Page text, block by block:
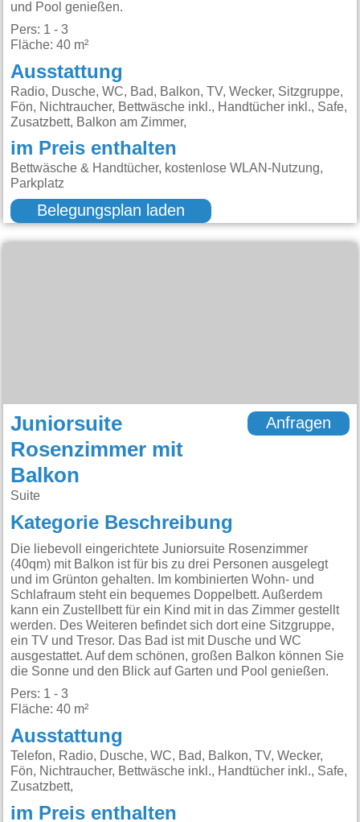
und Pool genießen.
Pers: 1 - 3
Fläche: 40 m²
Ausstattung
Radio, Dusche, WC, Bad, Balkon, TV, Wecker, Sitzgruppe,
Fön, Nichtraucher, Bettwäsche inkl., Handtücher inkl., Safe,
Zusatzbett, Balkon am Zimmer,
im Preis enthalten
Bettwäsche & Handtücher, kostenlose WLAN-Nutzung,
Parkplatz
Belegungsplan laden
Juniorsuite
Rosenzimmer mit
Balkon
Suite
Anfragen
Kategorie Beschreibung
Die liebevoll eingerichtete Juniorsuite Rosenzimmer
(40qm) mit Balkon ist für bis zu drei Personen ausgelegt
und im Grünton gehalten. Im kombinierten Wohn- und
Schlafraum steht ein bequemes Doppelbett. Außerdem
kann ein Zustellbett für ein Kind mit in das Zimmer gestellt
werden. Des Weiteren befindet sich dort eine Sitzgruppe,
ein TV und Tresor. Das Bad ist mit Dusche und WC
ausgestattet. Auf dem schönen, großen Balkon können Sie
die Sonne und den Blick auf Garten und Pool genießen.
Pers: 1 - 3
Fläche: 40 m²
Ausstattung
Telefon, Radio, Dusche, WC, Bad, Balkon, TV, Wecker,
Fön, Nichtraucher, Bettwäsche inkl., Handtücher inkl., Safe,
Zusatzbett,
im Preis enthalten